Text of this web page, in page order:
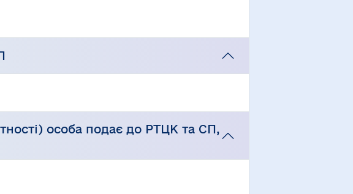
особа подає до РТЦК та СП,